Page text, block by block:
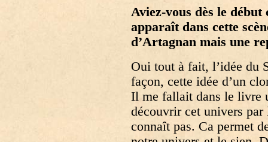
Aviez-vous dès le
apparaît dans cette
d’Artagnan mais une
Oui tout à fait, l’idée du
façon, cette idée d’un
Il me fallait dans le livre
découvrir cet univers par
connaît pas. Ca permet